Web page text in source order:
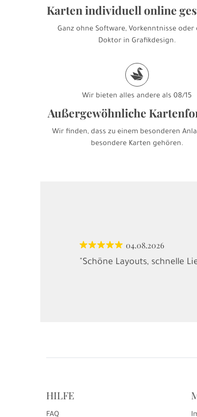
Karten individuell online
Ganz ohne Software, Vorkenntnisse oder
Doktor in Grafikdesign.
s
Wir bieten alles andere als 08/15
Außergewöhnliche
Wir finden, dass zu einem besonderen
besondere Karten gehören.
04.08.2026
"Schöne Layouts, schnelle
HILFE
FAQ